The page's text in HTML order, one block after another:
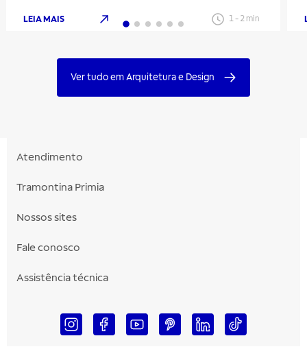
LEIA MAIS 1- 2 min
Ver tudo em Arquitetura e Design
Atendimento
Tramontina Primia
Nossos sites
Fale conosco
Assistência técnica